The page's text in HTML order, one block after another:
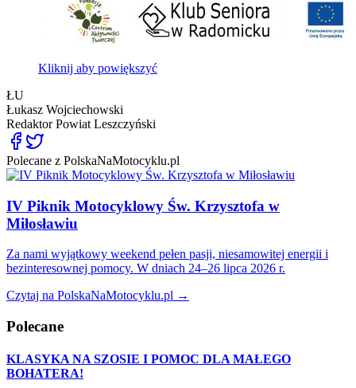
Kliknij aby powiększyć
ŁU
Łukasz Wojciechowski
RedaktorPowiat Leszczyński
Polecane z PolskaNaMotocyklu.pl
IV Piknik Motocyklowy Św. Krzysztofa w
Miłosławiu
Za nami wyjątkowy weekend pełen pasji, niesamowitej energii i
bezinteresownej pomocy. W dniach 24–26 lipca 2026 r.
Czytaj na PolskaNaMotocyklu.pl →
Polecane
KLASYKA NA SZOSIE I POMOC DLA MAŁEGO
BOHATERA!